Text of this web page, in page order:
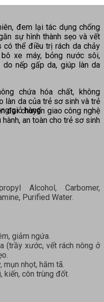
giỏ hàng.
đem lại tác dụng chống
sự hình thành sẹo và vết
có thể điều trị rách da chảy
xe máy, bỏng nước sôi,
nếp gấp da, giúp làn da
chứa hóa chất, không
làn da của trẻ sơ sinh và trẻ
đại chuyển giao công nghệ
an toàn cho trẻ sơ sinh
Alcohol, Carbomer,
Purified Water.
giảm ngứa.
(trầy xước, vết rách nông ở
mụn nhọt, hăm tã.
kiến, côn trùng đốt.